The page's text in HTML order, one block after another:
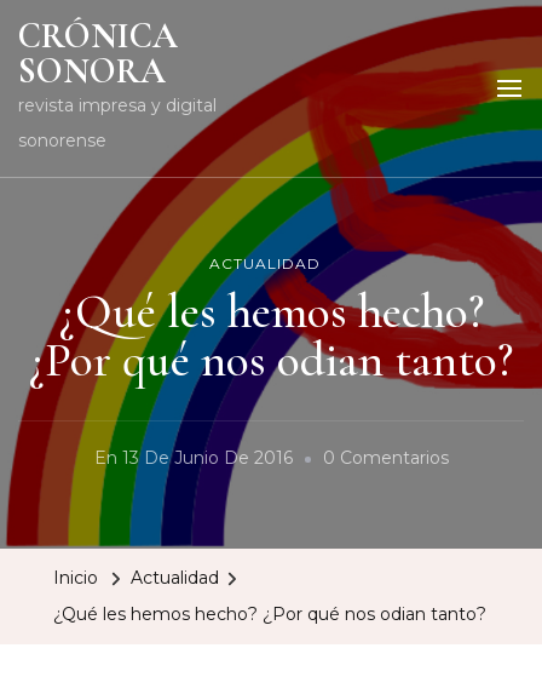
CRÓNICA
SONORA
revista impresa y digital
sonorense
ACTUALIDAD
¿Qué les hemos hecho?
¿Por qué nos odian tanto?
En 13 De Junio De 2016 0 ComentariosEn
Inicio
Actualidad
¿Qué les hemos hecho? ¿Por qué nos odian tanto?